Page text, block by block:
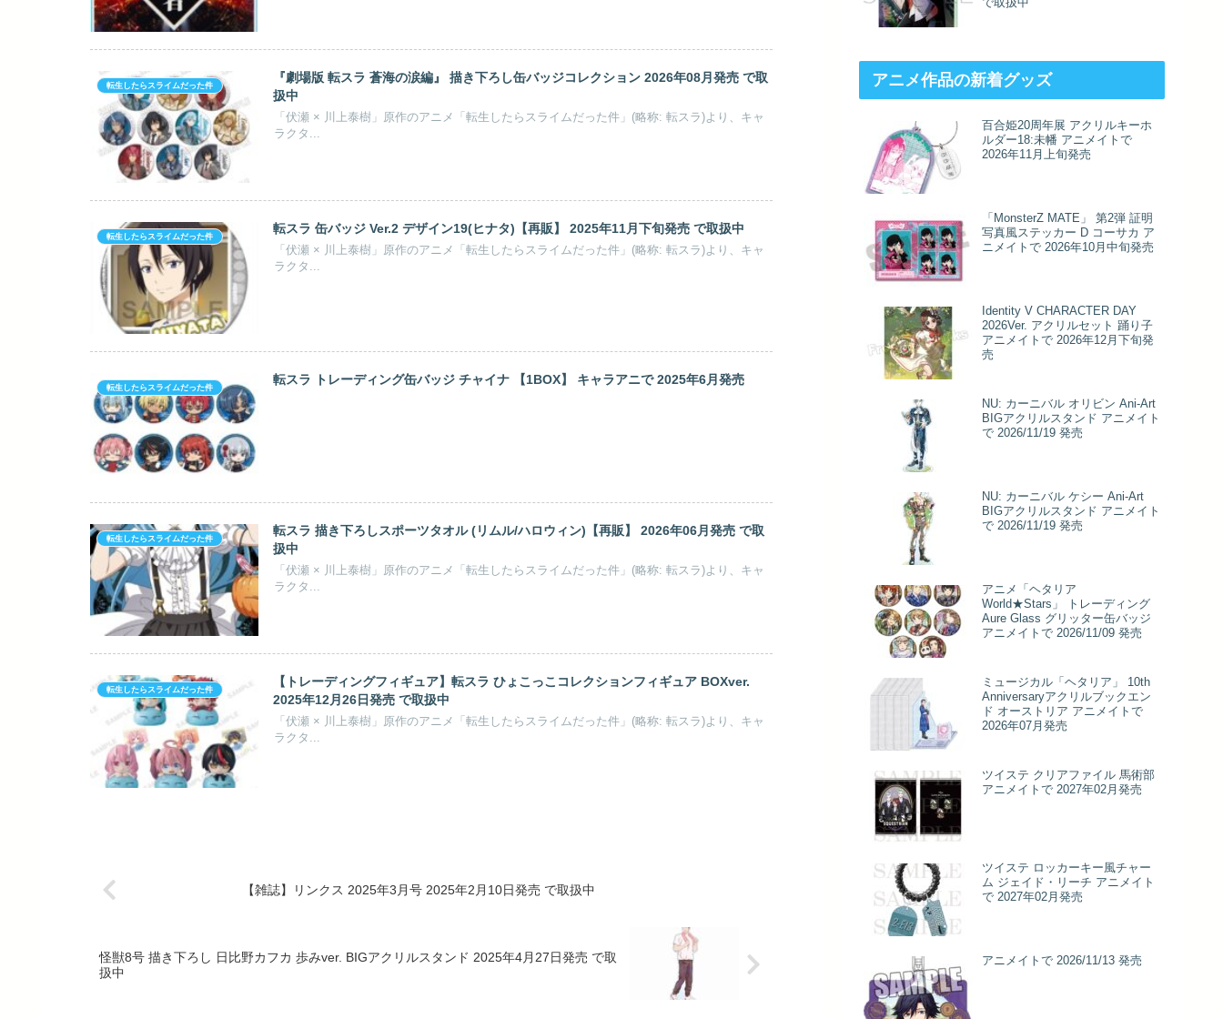
転生したらスライムだった件
『劇場版 転スラ 蒼海の涙編』 描き下ろし缶バッジコレクション 2026年08月発売 で取
扱中
「伏瀬 × 川上泰樹」原作のアニメ「転生したらスライムだった件」(略称: 転スラ)より、キャ
ラクタ...
転生したらスライムだった件
転スラ 缶バッジ Ver.2 デザイン19(ヒナタ)【再販】 2025年11月下旬発売 で取扱中
「伏瀬 × 川上泰樹」原作のアニメ「転生したらスライムだった件」(略称: 転スラ)より、キャ
ラクタ...
転生したらスライムだった件
転スラ トレーディング缶バッジ チャイナ 【1BOX】 キャラアニで 2025年6月発売
転生したらスライムだった件
転スラ 描き下ろしスポーツタオル (リムル/ハロウィン)【再販】 2026年06月発売 で取
扱中
「伏瀬 × 川上泰樹」原作のアニメ「転生したらスライムだった件」(略称: 転スラ)より、キャ
ラクタ...
転生したらスライムだった件
【トレーディングフィギュア】転スラ ひょこっこコレクションフィギュア BOXver.
2025年12月26日発売 で取扱中
「伏瀬 × 川上泰樹」原作のアニメ「転生したらスライムだった件」(略称: 転スラ)より、キャ
ラクタ...
【雑誌】リンクス 2025年3月号 2025年2月10日発売 で取扱中
怪獣8号 描き下ろし 日比野カフカ 歩みver. BIGアクリルスタンド 2025年4月27日発売 で取
扱中
アニメ作品の新着グッズ
百合姫20周年展 アクリルキーホ
ルダー18:未幡 アニメイトで
2026年11月上旬発売
「MonsterZ MATE」 第2弾 証明
写真風ステッカー D コーサカ ア
ニメイトで 2026年10月中旬発売
Identity V CHARACTER DAY
2026Ver. アクリルセット 踊り子
アニメイトで 2026年12月下旬発
売
NU: カーニバル オリビン Ani-Art
BIGアクリルスタンド アニメイト
で 2026/11/19 発売
NU: カーニバル ケシー Ani-Art
BIGアクリルスタンド アニメイト
で 2026/11/19 発売
アニメ「ヘタリア
World★Stars」 トレーディング
Aure Glass グリッター缶バッジ
アニメイトで 2026/11/09 発売
ミュージカル「ヘタリア」 10th
Anniversaryアクリルブックエン
ド オーストリア アニメイトで
2026年07月発売
ツイステ クリアファイル 馬術部
アニメイトで 2027年02月発売
ツイステ ロッカーキー風チャー
ム ジェイド・リーチ アニメイト
で 2027年02月発売
アニメイトで 2026/11/13 発売